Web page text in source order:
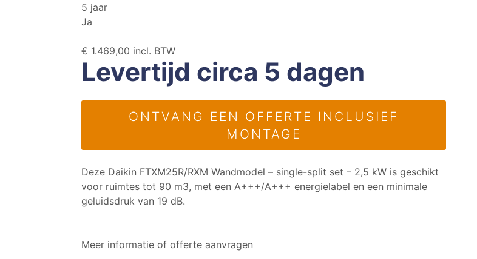
5 jaar
Ja
€ 1.469,00 incl. BTW
Levertijd circa 5 dagen
ONTVANG EEN OFFERTE INCLUSIEF
MONTAGE
Deze Daikin FTXM25R/RXM Wandmodel – single-split set – 2,5 kW is geschikt
voor ruimtes tot 90 m3, met een A+++/A+++ energielabel en een minimale
geluidsdruk van 19 dB.
Meer informatie of offerte aanvragen